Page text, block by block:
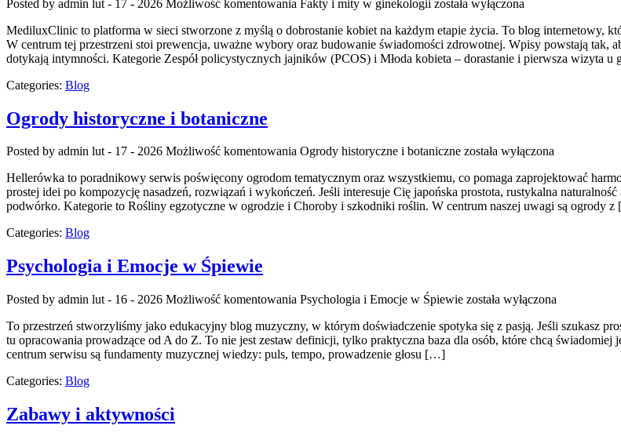
Posted by admin lut - 17 - 2026 Możliwość komentowania Fakty i mity w ginekologii została wyłączona
MediluxClinic to platforma w sieci stworzone z myślą o dobrostanie kobiet na każdym etapie życia. To blog internetowy,
W centrum tej przestrzeni stoi prewencja, uważne wybory oraz budowanie świadomości zdrowotnej. Wpisy powstają tak,
dotykają intymności. Kategorie Zespół policystycznych jajników (PCOS) i Młoda kobieta – dorastanie i pierwsza wizyta
Categories: Blog
Ogrody historyczne i botaniczne
Posted by admin lut - 17 - 2026 Możliwość komentowania Ogrody historyczne i botaniczne została wyłączona
Hellerówka to poradnikowy serwis poświęcony ogrodom tematycznym oraz wszystkiemu, co pomaga zaprojektować
prostej idei po kompozycję nasadzeń, rozwiązań i wykończeń. Jeśli interesuje Cię japońska prostota, rustykalna
podwórko. Kategorie to Rośliny egzotyczne w ogrodzie i Choroby i szkodniki roślin. W centrum naszej uwagi są ogrody
Categories: Blog
Psychologia i Emocje w Śpiewie
Posted by admin lut - 16 - 2026 Możliwość komentowania Psychologia i Emocje w Śpiewie została wyłączona
To przestrzeń stworzyliśmy jako edukacyjny blog muzyczny, w którym doświadczenie spotyka się z pasją. Jeśli szukasz
tu opracowania prowadzące od A do Z. To nie jest zestaw definicji, tylko praktyczna baza dla osób, które chcą
centrum serwisu są fundamenty muzycznej wiedzy: puls, tempo, prowadzenie głosu […]
Categories: Blog
Zabawy i aktywności